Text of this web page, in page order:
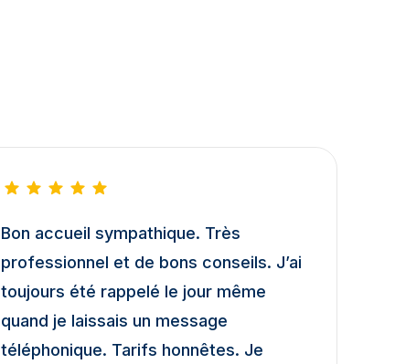
Bon accueil sympathique. Très
professionnel et de bons conseils. J’ai
toujours été rappelé le jour même
quand je laissais un message
téléphonique. Tarifs honnêtes. Je